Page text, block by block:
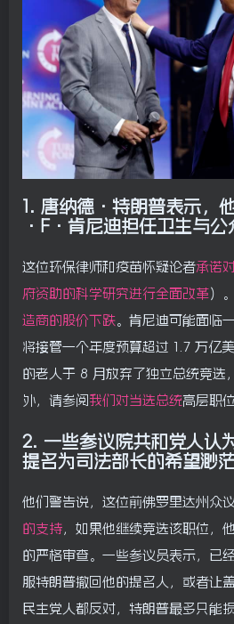
1. 唐纳德·特朗普表示，
·F·肯尼迪担任卫生与公
这位环保律师和疫苗怀疑论者承诺
府资助的科学研究进行全面改革 ）
造商的股价下跌。肯尼迪可能面临
将接管一个年度预算超过 1.7 万亿
的老人于 8 月放弃了独立总统竞选
外，请参阅 我们对当选总统高层职
2. 一些参议院共和党人认
提名为司法部长的希望渺
他们警告说，这位前佛罗里达州众
的支持 ，如果他继续竞选该职位，
的严格审查。一些参议员表示，已
服特朗普撤回他的提名人，或者让
民主党人都反对，特朗普最多只能